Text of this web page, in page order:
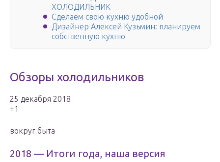
ХОЛОДИЛЬНИК
Сделаем свою кухню удобной
Дизайнер Алексей Кузьмин: планируем
собственную кухню
Обзоры холодильников
25 декабря 2018
+1
вокруг быта
2018 — Итоги года, наша версия